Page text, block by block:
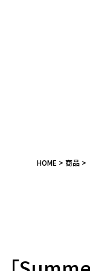
HOME 商品